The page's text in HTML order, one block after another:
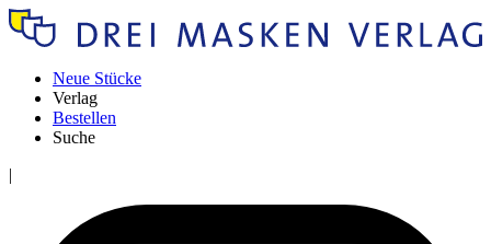
Neue Stücke
Verlag
Bestellen
Suche
|